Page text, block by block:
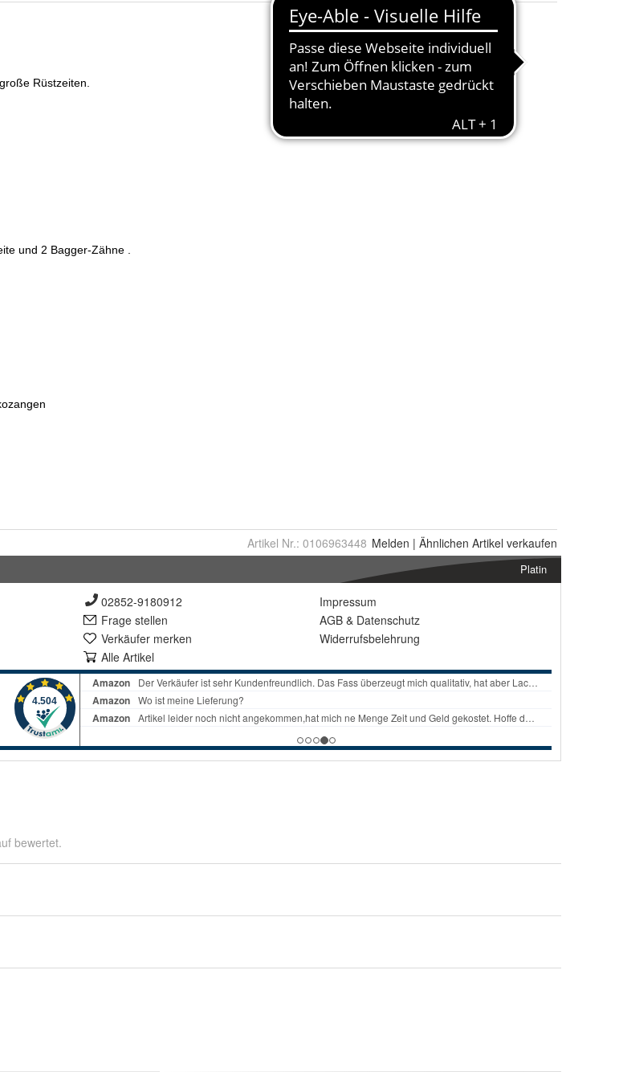
Artikel Nr.: 0106963448 Melden | Ähnlichen Artikel verkaufen
Platin
02852-9180912
Frage stellen
Verkäufer merken
Alle Artikel
Impressum
AGB & Datenschutz
Widerrufsbelehrung
bewertet.